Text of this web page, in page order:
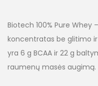
Biotech 100% Pure
koncentratas be glitimo
yra 6 g BCAA ir 22 g
raumenų masės augimą.